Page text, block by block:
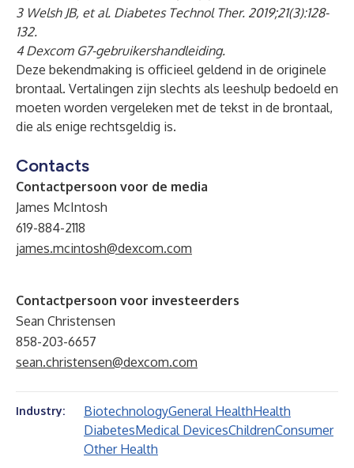
3 Welsh JB, et al. Diabetes Technol Ther. 2019;21(3):128-
132.
4 Dexcom G7-gebruikershandleiding.
Deze bekendmaking is officieel geldend in de originele
brontaal. Vertalingen zijn slechts als leeshulp bedoeld en
moeten worden vergeleken met de tekst in de brontaal,
die als enige rechtsgeldig is.
Contacts
Contactpersoon voor de media
James McIntosh
619-884-2118
james.mcintosh@dexcom.com
Contactpersoon voor investeerders
Sean Christensen
858-203-6657
sean.christensen@dexcom.com
Industry: BiotechnologyGeneral HealthHealth
DiabetesMedical DevicesChildrenConsumer
Other Health